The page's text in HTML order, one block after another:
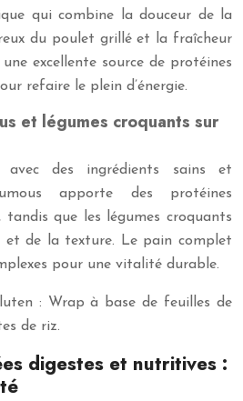
qui combine la douceur de la
du poulet grillé et la fraîcheur
excellente source de protéines
refaire le plein d’énergie.
et légumes croquants sur
avec des ingrédients sains et
apporte des protéines
que les légumes croquants
et de la texture. Le pain complet
pour une vitalité durable.
: Wrap à base de feuilles de
de riz.
digestes et nutritives :